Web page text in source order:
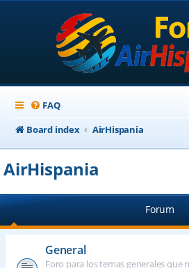
FAQ
Board index
AirHispania
AirHispania
Forum
General
Foro para los temas generales que